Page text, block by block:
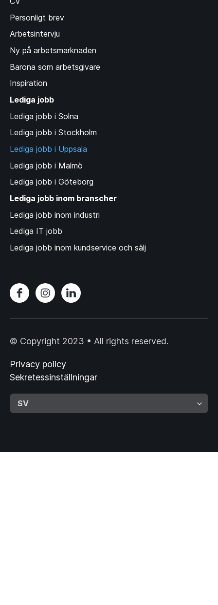
Personligt brev
Arbetsintervju
Ny på arbetsmarknaden
Barona som arbetsgivare
Inspiration
Lediga jobb
Lediga jobb i Solna
Lediga jobb i Stockholm
Lediga jobb i Uppsala
Lediga jobb i Malmö
Lediga jobb i Göteborg
Lediga jobb inom branscher
Lediga jobb inom industri
Lediga IT jobb
Lediga jobb inom kundservice och sälj
© Copyright 2023 • All rights reserved.
Privacy policy
Sekretessinställningar
SV